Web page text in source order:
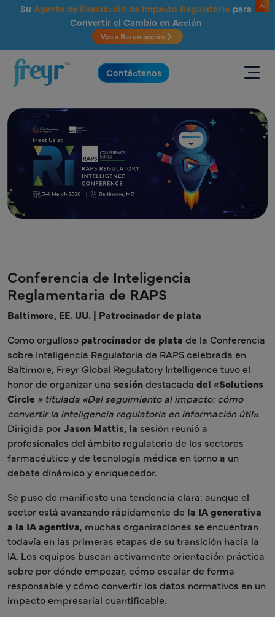
Saltar al contenido principal
Su Agente de Evaluación de Impacto Regulatorio para
Convertir el Cambio en Acción
Vea a Ria en acción
.
Contáctenos
Conferencia de Inteligencia
Reglamentaria de RAPS
Baltimore, EE. UU. | Patrocinador de plata
Como orgulloso patrocinador de plata de la Conferencia
sobre Inteligencia Regulatoria de RAPS celebrada en
Baltimore, Freyr Global Regulatory Intelligence tuvo el
honor de organizar una sesióndestacada del «Solutions
Circle » titulada «Del seguimiento al impacto: cómo
convertir la inteligencia regulatoria en información útil».
Dirigida porJason Mattis, la sesión reunió a
profesionales del ámbito regulatorio de los sectores
farmacéutico y de tecnología médica en torno a un
debate dinámico y enriquecedor.
Se puso de manifiesto una tendencia clara: aunque el
sector está avanzando rápidamente de la IA generativa
a la IA agentiva, muchas organizaciones se encuentran
todavía en las primeras etapas de su transición hacia la
IA. Los equipos buscan activamente orientación práctica
sobre por dónde empezar, cómo escalar de forma
responsable y cómo convertir los datos normativos en un
impacto empresarial cuantificable.